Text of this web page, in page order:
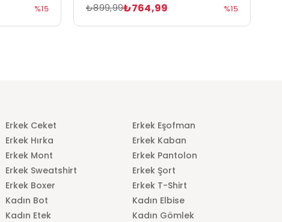
%15 ₺764,99
₺899,99 %15
Erkek Ceket
Erkek Eşofman
Erkek Hırka
Erkek Kaban
Erkek Mont
Erkek Pantolon
Erkek Sweatshirt
Erkek Şort
Erkek Boxer
Erkek T-Shirt
Kadın Bot
Kadın Elbise
Kadın Etek
Kadın Gömlek